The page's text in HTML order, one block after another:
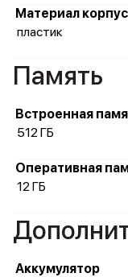
Материал
пластик
Память
Встроенная
512 ГБ
Оперативная
12 ГБ
Аккумулятор